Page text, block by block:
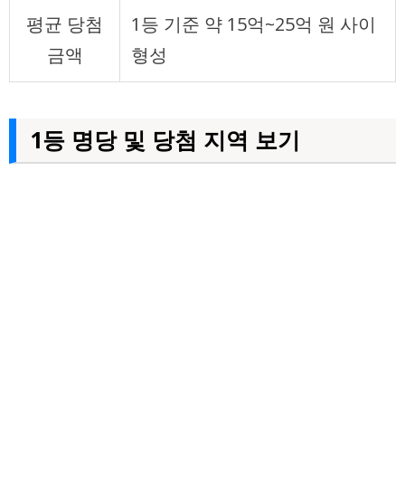
평균 당첨
금액
1등 기준 약 15억~25억 원 사이
형성
1등 명당 및 당첨 지역 보기